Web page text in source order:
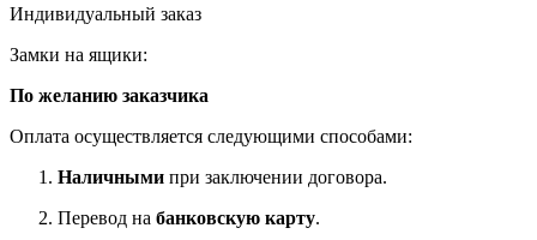
Индивидуальный заказ
Замки на ящики:
По желанию заказчика
Оплата осуществляется следующими способами:
Наличными при заключении договора.
Перевод на банковскую карту.